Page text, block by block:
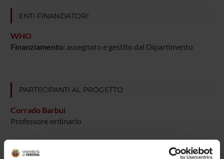
ENTI FINANZIATORI:
WHO
Finanziamento: assegnato e gestito dal Dipartimento
PARTECIPANTI AL PROGETTO
Corrado Barbui
Professore ordinario